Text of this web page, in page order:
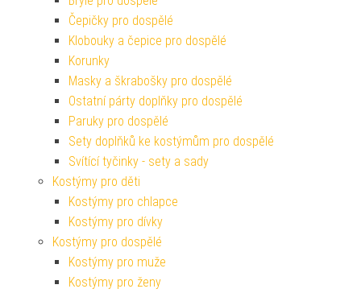
Čepičky pro dospělé
Klobouky a čepice pro dospělé
Korunky
Masky a škrabošky pro dospělé
Ostatní párty doplňky pro dospělé
Paruky pro dospělé
Sety doplňků ke kostýmům pro dospělé
Svítící tyčinky - sety a sady
Kostýmy pro děti
Kostýmy pro chlapce
Kostýmy pro dívky
Kostýmy pro dospělé
Kostýmy pro muže
Kostýmy pro ženy